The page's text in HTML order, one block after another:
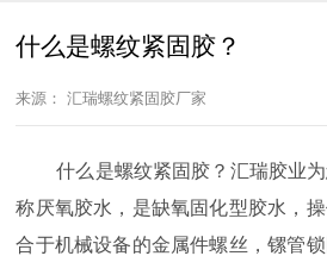
什么是螺纹紧固胶？
来源： 汇瑞螺纹紧固胶厂家
什么是螺纹紧固胶？汇瑞胶业
称厌氧胶水，是缺氧固化型胶水，
合于机械设备的金属件螺丝，镙管